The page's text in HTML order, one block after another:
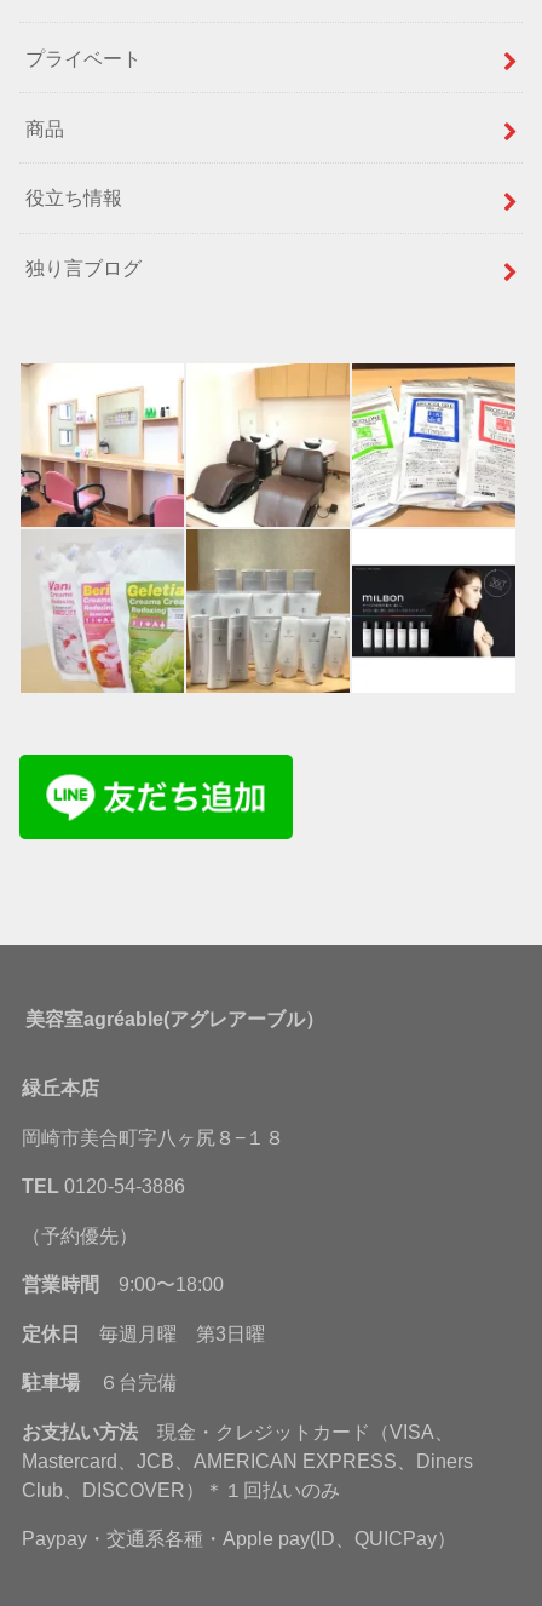
プライベート
商品
役立ち情報
独り言ブログ
美容室agréable(アグレアーブル）
緑丘本店
岡崎市美合町字八ヶ尻８−１８
TEL 0120-54-3886
（予約優先）
営業時間 9:00〜18:00
定休日 毎週月曜 第3日曜
駐車場 ６台完備
お支払い方法現金・クレジットカード（VISA、
Mastercard、JCB、AMERICAN EXPRESS、Diners
Club、DISCOVER）＊１回払いのみ
Paypay・交通系各種・Apple pay(ID、QUICPay）